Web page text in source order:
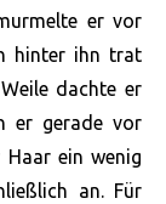
er vor
hinter ihn trat
dachte er
er gerade vor
Haar ein wenig
an. Für